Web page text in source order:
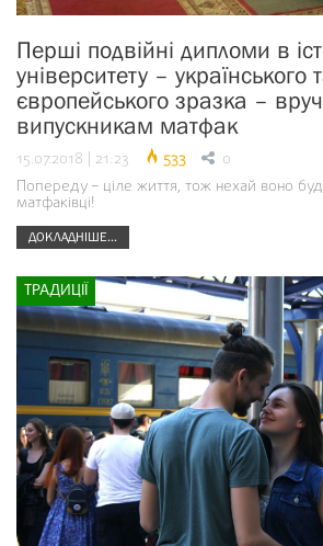
Перші подвійні дипломи в
університету – українського
європейського зразка –
випускникам матфак
15.07.2018 | 21:23 533 0
Попереду – ціле життя, тож нехай воно
матфаківці!
ДОКЛАДНІШЕ...
ТРАДИЦІЇ